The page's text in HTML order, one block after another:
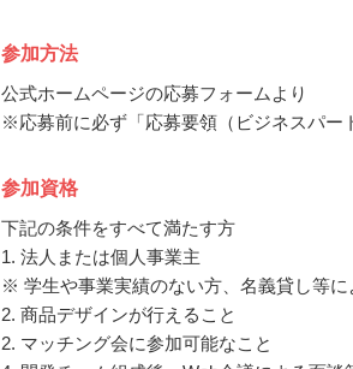
参加方法
公式ホームページの応募フォームより
※応募前に必ず「応募要領（ビジネスパー
参加資格
下記の条件をすべて満たす方
1. 法人または個人事業主
※ 学生や事業実績のない方、名義貸し等
2. 商品デザインが行えること
2. マッチング会に参加可能なこと